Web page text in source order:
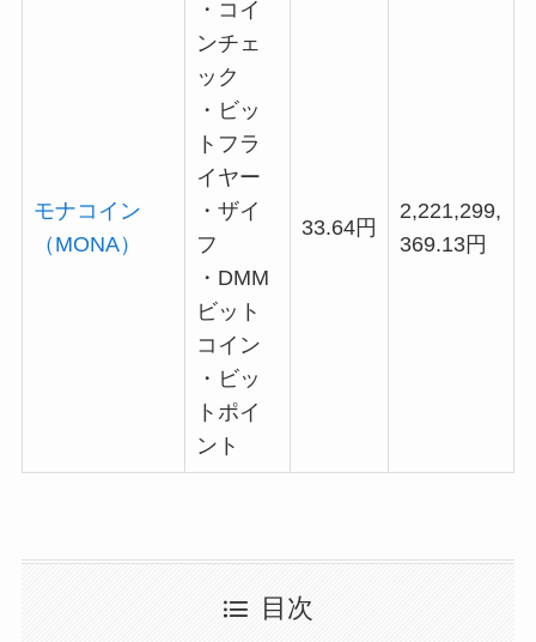
モナコイン
（MONA）
・コイ
ンチェ
ック
・ビッ
トフラ
イヤー
・ザイ
フ
・DMM
ビット
コイン
・ビッ
トポイ
ント
33.64円
2,221,299,
369.13円
目次